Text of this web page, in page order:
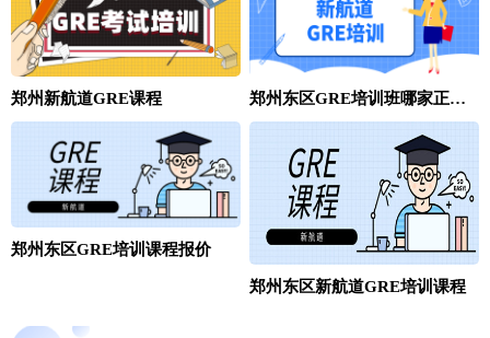
郑州新航道GRE课程 郑州东区GRE培训班哪家正规？
郑州东区GRE培训课程报价
郑州东区新航道GRE培训课程